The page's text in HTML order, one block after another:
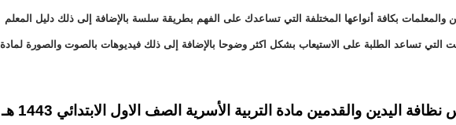
والمعلمات بكافة أنواعها المختلفة التي تساعدك على الفهم بطريقة سلسة بالإضافة إلى ذلك دليل المعلم
التي تساعد الطلبة على الاستيعاب بشكل اكثر وضوحا بالإضافة إلى ذلك فيديوهات بالصوت والصورة لمادة
اليدين والقدمين مادة التربية الأسرية الصف الاول الابتدائي 1443 هـ